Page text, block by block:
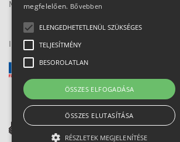
Megközelítés Adatkezelési tájékoztató
IMEX-csoport
megfelelően. Bővebben
ELENGEDHETETLENÜL SZÜKSÉGES
TELJESÍTMÉNY
BESOROLATLAN
ÖSSZES ELFOGADÁSA
ÖSSZES ELUTASÍTÁSA
RÉSZLETEK MEGJELENÍTÉSE